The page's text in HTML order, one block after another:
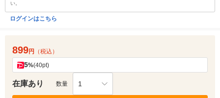
い。
ログインはこちら
899円 （税込）
5%(40pt)
在庫あり 数量 1